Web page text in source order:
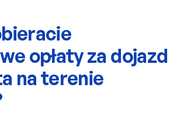
opłaty za dojazd
na terenie